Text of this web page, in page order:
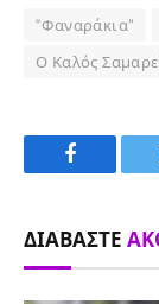
“Φαναράκια”
Ο Καλός
Facebook
ΔΙΑΒΆΣΤΕ